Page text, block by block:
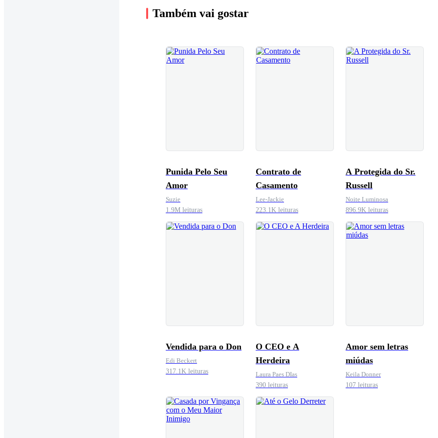
Também vai gostar
Punida Pelo Seu
Amor
Suzie
1.9M leituras
Contrato de
Casamento
Lee-Jackie
223.1K leituras
A Protegida do Sr.
Russell
Noite Luminosa
896.9K leituras
Vendida para o Don
Edi Beckert
317.1K leituras
O CEO e A
Herdeira
Laura Paes DIas
390 leituras
Amor sem letras
miúdas
Keila Donner
107 leituras